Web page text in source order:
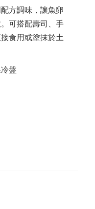
方調味，讓魚卵
可搭配壽司、手
食用或塗抹於土
盤